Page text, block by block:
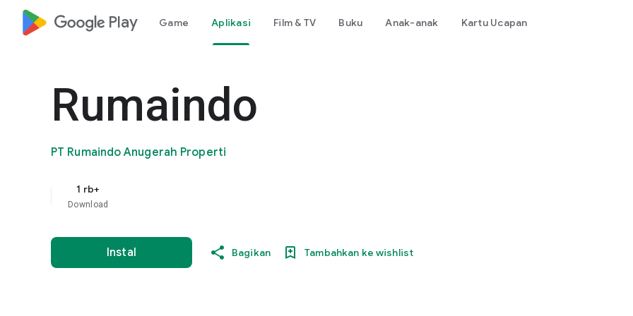
google_logo Play Game Aplikasi Film & TV Buku Anak-anak Kartu Ucapan
Rumaindo
PT Rumaindo Anugerah Properti
1 rb+
Download
Instal Bagikan Tambahkan ke wishlist